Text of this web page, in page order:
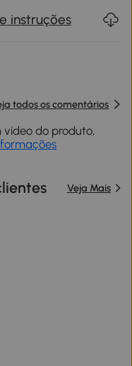
instruções
todos os comentários
vídeo do produto,
Veja Mais